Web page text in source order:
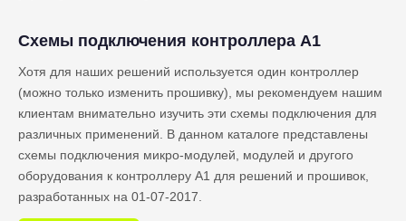
Схемы подключения контроллера A1
Хотя для наших решений используется один контроллер
(можно только изменить прошивку), мы рекомендуем нашим
клиентам внимательно изучить эти схемы подключения для
различных применений. В данном каталоге представлены
схемы подключения микро-модулей, модулей и другого
оборудования к контроллеру A1 для решений и прошивок,
разработанных на 01-07-2017.